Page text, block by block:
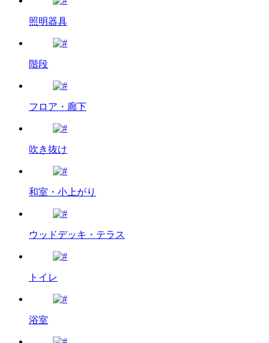
照明器具
階段
フロア・廊下
吹き抜け
和室・小上がり
ウッドデッキ・テラス
トイレ
浴室